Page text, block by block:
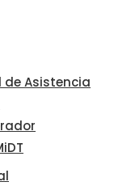
de Asistencia